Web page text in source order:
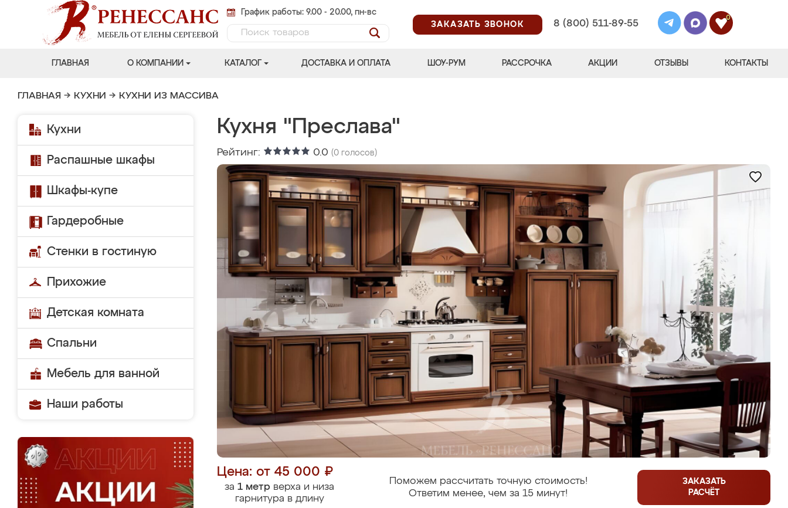
График работы: 9.00 - 20.00, пн-вс
ЗАКАЗАТЬ ЗВОНОК
8 (800) 511-89-55
0
ГЛАВНАЯ О КОМПАНИИ КАТАЛОГ ДОСТАВКА И ОПЛАТА ШОУ-РУМ РАССРОЧКА АКЦИИ ОТЗЫВЫ КОНТАКТЫ
ГЛАВНАЯ → КУХНИ → КУХНИ ИЗ МАССИВА
Кухни
Распашные шкафы
Шкафы-купе
Гардеробные
Стенки в гостиную
Прихожие
Детская комната
Спальни
Мебель для ванной
Наши работы
Кухня "Преслава"
Рейтинг: 0.0 (0 голосов)
Цена: от 45 000 ₽
за 1 метр верха и низа
гарнитура в длину
Поможем рассчитать точную стоимость!
Ответим менее, чем за 15 минут!
ЗАКАЗАТЬ
РАСЧЁТ